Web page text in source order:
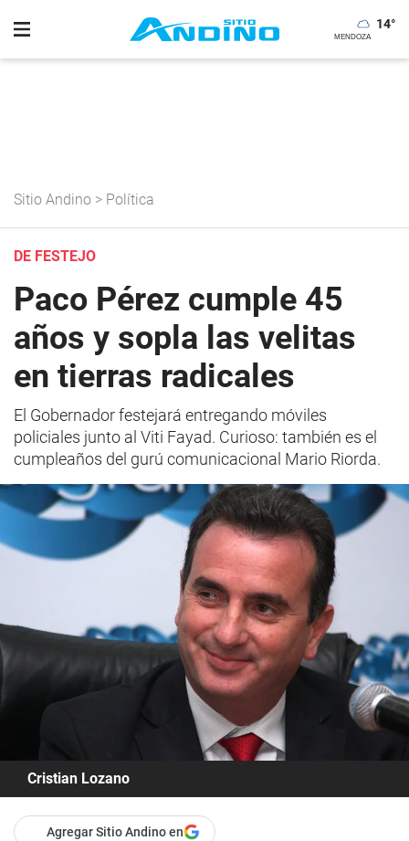
14°
Sitio Andino > Política
DE FESTEJO
Paco Pérez cumple 45
años y sopla las velitas
en tierras radicales
El Gobernador festejará entregando móviles
policiales junto al Viti Fayad. Curioso: también es el
cumpleaños del gurú comunicacional Mario Riorda.
Cristian Lozano
Agregar Sitio Andino en